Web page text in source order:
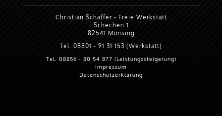
Christian Schaffer - Freie Werkstatt
Schechen 1
82541 Münsing
Tel. 08801 - 91 31 153 (Werkstatt)
Tel. 08856 - 80 54 877 (Leistungssteigerung)
Impressum
Datenschutzerklärung